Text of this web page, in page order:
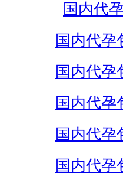
国内代
国内代孕
国内代孕
国内代孕
国内代孕
国内代孕